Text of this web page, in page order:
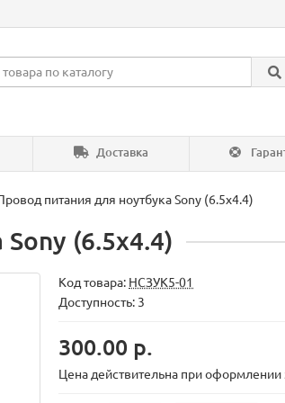
Доставка
питания для ноутбука Sony (6.5x4.4)
(6.5x4.4)
Код товара: НСЗУК5-01
Доступность: 3
300.00 р.
Цена действительна при оформлении